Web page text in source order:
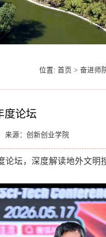
位置: 首页 > 奋进师
度论坛
来源：创新创业学院
论坛，深度解读地外文明